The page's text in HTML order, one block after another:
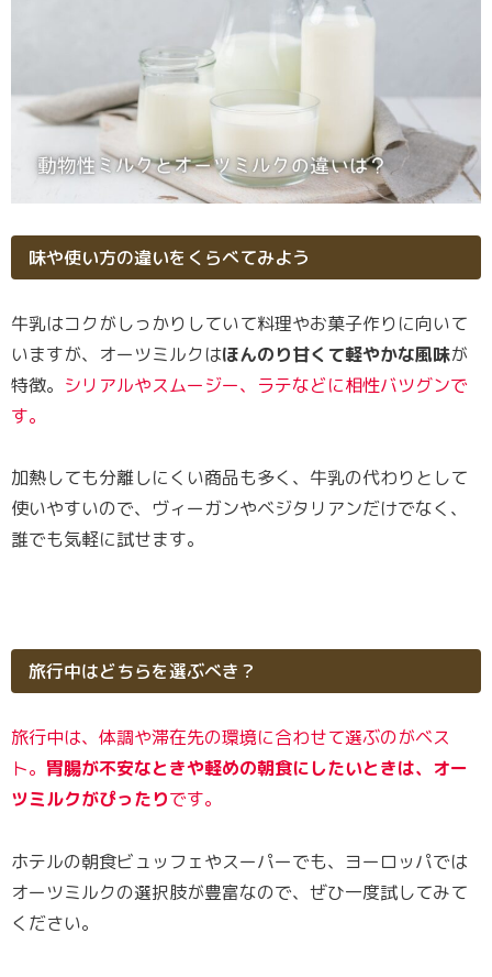
味や使い方の違いをくらべてみよう
牛乳はコクがしっかりしていて料理やお菓子作りに向いて
いますが、オーツミルクはほんのり甘くて軽やかな風味が
特徴。 シリアルやスムージー、ラテなどに相性バツグンで
す。
加熱しても分離しにくい商品も多く、牛乳の代わりとして
使いやすいので、ヴィーガンやベジタリアンだけでなく、
誰でも気軽に試せます。
旅行中はどちらを選ぶべき？
旅行中は、体調や滞在先の環境に合わせて選ぶのがベス
ト。 胃腸が不安なときや軽めの朝食にしたいときは、オー
ツミルクがぴったりです。
ホテルの朝食ビュッフェやスーパーでも、ヨーロッパでは
オーツミルクの選択肢が豊富なので、ぜひ一度試してみて
ください。